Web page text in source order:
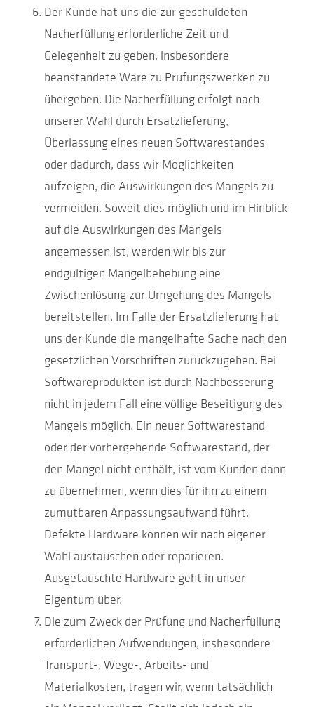
Der Kunde hat uns die zur geschuldeten
Nacherfüllung erforderliche Zeit und
Gelegenheit zu geben, insbesondere
beanstandete Ware zu Prüfungszwecken zu
übergeben. Die Nacherfüllung erfolgt nach
unserer Wahl durch Ersatzlieferung,
Überlassung eines neuen Softwarestandes
oder dadurch, dass wir Möglichkeiten
aufzeigen, die Auswirkungen des Mangels zu
vermeiden. Soweit dies möglich und im Hinblick
auf die Auswirkungen des Mangels
angemessen ist, werden wir bis zur
endgültigen Mangelbehebung eine
Zwischenlösung zur Umgehung des Mangels
bereitstellen. Im Falle der Ersatzlieferung hat
uns der Kunde die mangelhafte Sache nach den
gesetzlichen Vorschriften zurückzugeben. Bei
Softwareprodukten ist durch Nachbesserung
nicht in jedem Fall eine völlige Beseitigung des
Mangels möglich. Ein neuer Softwarestand
oder der vorhergehende Softwarestand, der
den Mangel nicht enthält, ist vom Kunden dann
zu übernehmen, wenn dies für ihn zu einem
zumutbaren Anpassungsaufwand führt.
Defekte Hardware können wir nach eigener
Wahl austauschen oder reparieren.
Ausgetauschte Hardware geht in unser
Eigentum über.
Die zum Zweck der Prüfung und Nacherfüllung
erforderlichen Aufwendungen, insbesondere
Transport-, Wege-, Arbeits- und
Materialkosten, tragen wir, wenn tatsächlich